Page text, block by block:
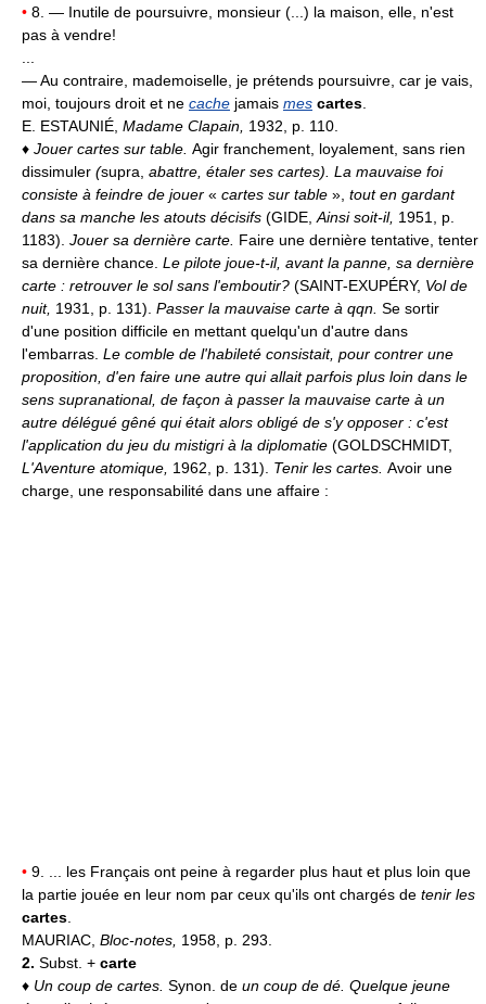
• 8. — Inutile de poursuivre, monsieur (...) la maison, elle, n'est
pas à vendre!
...
— Au contraire, mademoiselle, je prétends poursuivre, car je vais,
moi, toujours droit et ne cache jamais mes cartes.
E. ESTAUNIÉ, Madame Clapain, 1932, p. 110.
♦ Jouer cartes sur table. Agir franchement, loyalement, sans rien
dissimuler (supra, abattre, étaler ses cartes). La mauvaise foi
consiste à feindre de jouer « cartes sur table », tout en gardant
dans sa manche les atouts décisifs (GIDE,Ainsi soit-il, 1951, p.
1183). Jouer sa dernière carte. Faire une dernière tentative, tenter
sa dernière chance. Le pilote joue-t-il, avant la panne, sa dernière
carte : retrouver le sol sans l'emboutir? (SAINT-EXUPÉRY, Vol de
nuit, 1931, p. 131). Passer la mauvaise carte à qqn. Se sortir
d'une position difficile en mettant quelqu'un d'autre dans
l'embarras. Le comble de l'habileté consistait, pour contrer une
proposition, d'en faire une autre qui allait parfois plus loin dans le
sens supranational, de façon à passer la mauvaise carte à un
autre délégué gêné qui était alors obligé de s'y opposer : c'est
l'application du jeu du mistigri à la diplomatie (GOLDSCHMIDT,
L'Aventure atomique, 1962, p. 131). Tenir les cartes. Avoir une
charge, une responsabilité dans une affaire :
• 9. ... les Français ont peine à regarder plus haut et plus loin que
la partie jouée en leur nom par ceux qu'ils ont chargés de tenir les
cartes.
MAURIAC, Bloc-notes, 1958, p. 293.
2. Subst. + carte
♦ Un coup de cartes. Synon. de un coup de dé. Quelque jeune